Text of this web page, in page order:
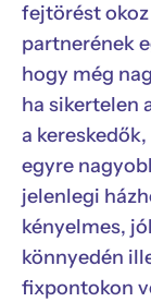
fejtörést okoz
partnerének
hogy még
ha sikertelen
a
egyre
jelenlegi
kényelmes,
könnyedén
fixpontokon